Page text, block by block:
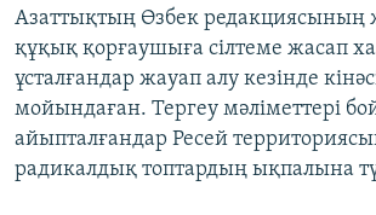
Азаттықтың Өзбек редакциясының
құқық қорғаушыға сілтеме жасап
ұсталғандар жауап алу кезінде
мойындаған. Тергеу мәліметтері
айыпталғандар Ресей
радикалдық топтардың ықпалына